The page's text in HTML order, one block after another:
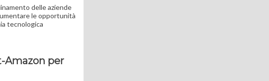
delle aziende
le opportunità
tecnologica
Amazon per